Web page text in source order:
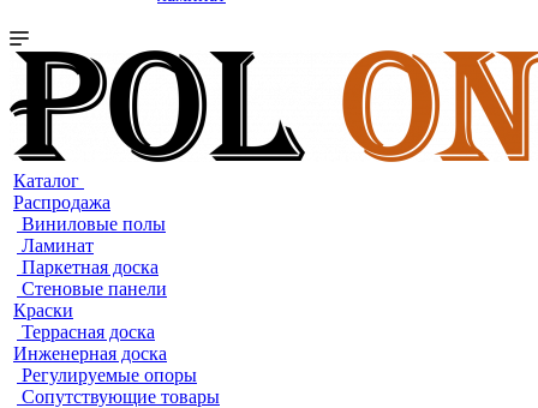
Каталог
Распродажа
Виниловые полы
Ламинат
Паркетная доска
Стеновые панели
Краски
Террасная доска
Инженерная доска
Регулируемые опоры
Сопутствующие товары